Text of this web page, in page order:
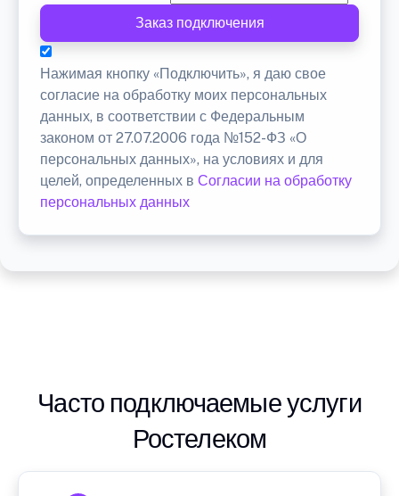
Заказ подключения
Нажимая кнопку «Подключить», я даю свое
согласие на обработку моих персональных
данных, в соответствии с Федеральным
законом от 27.07.2006 года №152-ФЗ «О
персональных данных», на условиях и для
целей, определенных в Согласии на обработку
персональных данных
Часто подключаемые услуги
Ростелеком